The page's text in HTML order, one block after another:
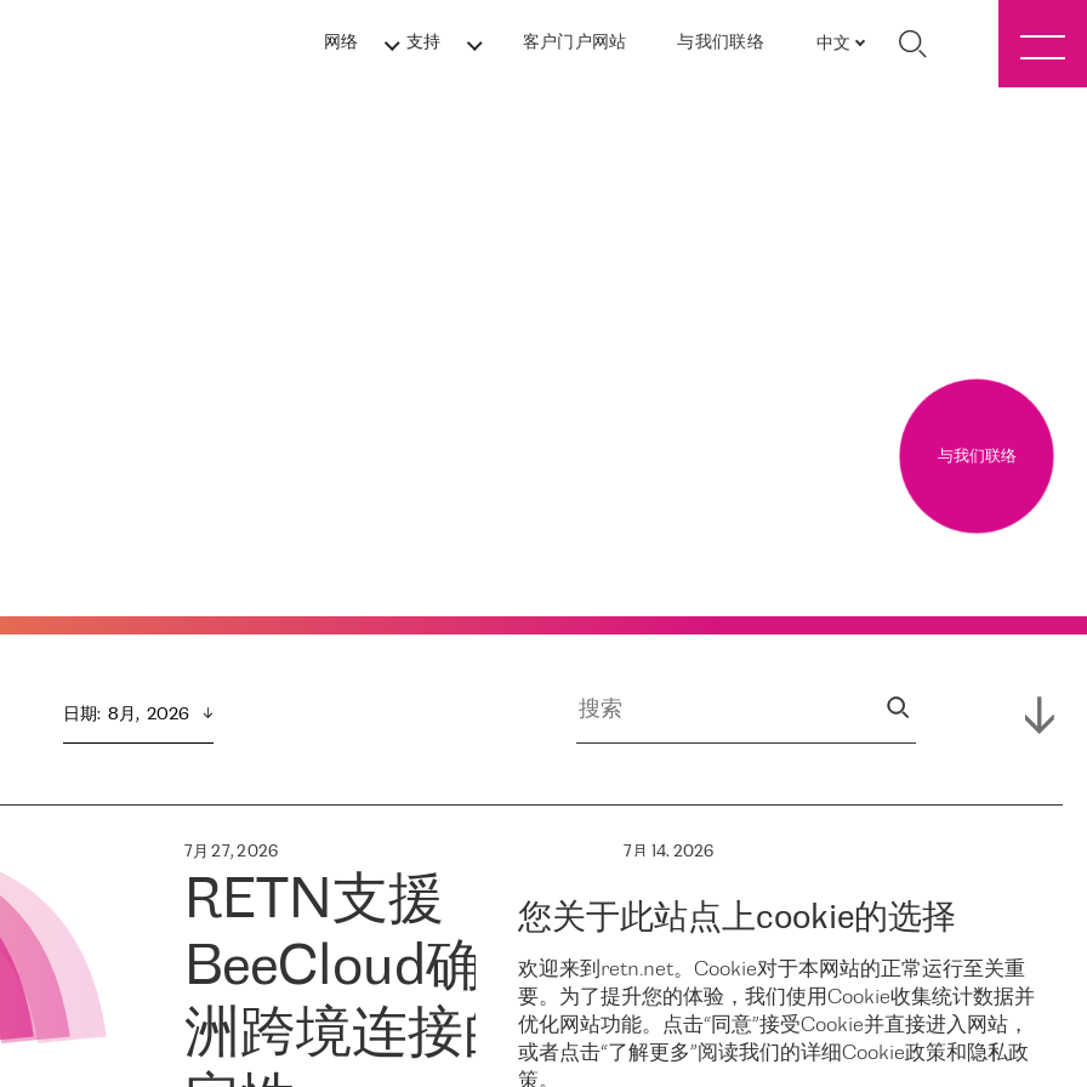
网络 支持 客户门户网站 与我们联络 中文
您关于此站点上cookie的选择
欢迎来到retn.net。Cookie对于本网站的正常运行至关重
要。为了提升您的体验，我们使用Cookie收集统计数据并
优化网站功能。点击“同意”接受Cookie并直接进入网站，
或者点击“了解更多”阅读我们的详细Cookie政策和隐私政
策。
与我们联络
日期: 8月,  2026
7月 27, 2026
RETN支援
BeeCloud确保亚
洲跨境连接的稳
7月 14, 2026
RETN 支援
Campus,
Hofnetz &